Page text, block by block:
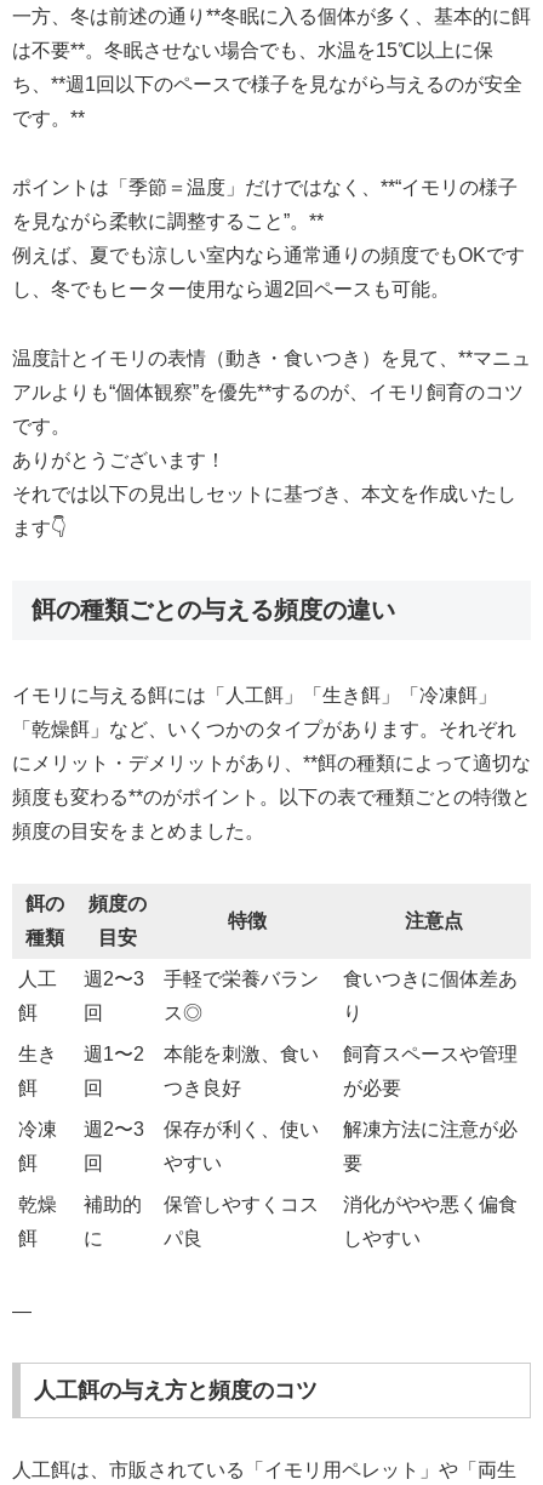
一方、冬は前述の通り**冬眠に入る個体が多く、基本的に餌
は不要**。冬眠させない場合でも、水温を15℃以上に保
ち、**週1回以下のペースで様子を見ながら与えるのが安全
です。**
ポイントは「季節＝温度」だけではなく、**“イモリの様子
を見ながら柔軟に調整すること”。**
例えば、夏でも涼しい室内なら通常通りの頻度でもOKです
し、冬でもヒーター使用なら週2回ペースも可能。
温度計とイモリの表情（動き・食いつき）を見て、**マニュ
アルよりも“個体観察”を優先**するのが、イモリ飼育のコツ
です。
ありがとうございます！
それでは以下の見出しセットに基づき、本文を作成いたし
ます👇
餌の種類ごとの与える頻度の違い
イモリに与える餌には「人工餌」「生き餌」「冷凍餌」
「乾燥餌」など、いくつかのタイプがあります。それぞれ
にメリット・デメリットがあり、**餌の種類によって適切な
頻度も変わる**のがポイント。以下の表で種類ごとの特徴と
頻度の目安をまとめました。
餌の
種類
頻度の
目安
特徴 注意点
人工
餌
週2〜3
回
手軽で栄養バラン
ス◎
食いつきに個体差あ
り
生き
餌
週1〜2
回
本能を刺激、食い
つき良好
飼育スペースや管理
が必要
冷凍
餌
週2〜3
回
保存が利く、使い
やすい
解凍方法に注意が必
要
乾燥
餌
補助的
に
保管しやすくコス
パ良
消化がやや悪く偏食
しやすい
—
人工餌の与え方と頻度のコツ
人工餌は、市販されている「イモリ用ペレット」や「両生